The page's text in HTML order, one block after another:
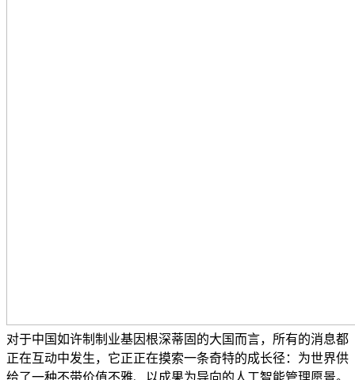
对于中国如许制制业基因根深蒂固的大国而言，所有的消息都
正在互动中发生，它正正在摸索一条奇特的成长径：为世界供